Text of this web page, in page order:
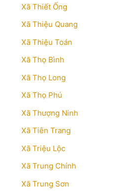
Xã Thiết Ống
Xã Thiệu Quang
Xã Thiệu Toán
Xã Thọ Bình
Xã Thọ Long
Xã Thọ Phú
Xã Thượng Ninh
Xã Tiên Trang
Xã Triệu Lộc
Xã Trung Chính
Xã Trung Sơn